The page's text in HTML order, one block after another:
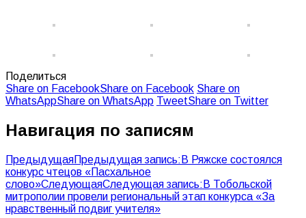
Поделиться
Share on FacebookShare on Facebook Share on
WhatsAppShare on WhatsApp TweetShare on Twitter
Навигация по записям
ПредыдущаяПредыдущая запись: В Ряжске состоялся
конкурс чтецов «Пасхальное
слово»СледующаяСледующая запись: В Тобольской
митрополии провели региональный этап конкурса «За
нравственный подвиг учителя»